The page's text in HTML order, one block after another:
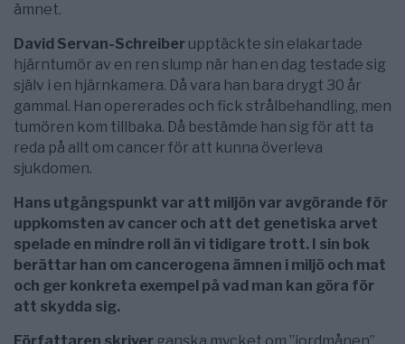
ämnet.
David Servan-Schreiber upptäckte sin elakartade
hjärntumör av en ren slump när han en dag testade sig
själv i en hjärnkamera. Då vara han bara drygt 30 år
gammal. Han opererades och fick strålbehandling, men
tumören kom tillbaka. Då bestämde han sig för att ta
reda på allt om cancer för att kunna överleva
sjukdomen.
Hans utgångspunkt var att miljön var avgörande för
uppkomsten av cancer och att det genetiska arvet
spelade en mindre roll än vi tidigare trott. I sin bok
berättar han om cancerogena ämnen i miljö och mat
och ger konkreta exempel på vad man kan göra för
att skydda sig.